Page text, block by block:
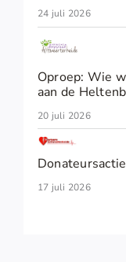
24 juli 2026
Oproep: Wie
aan de
20 juli 2026
17 juli 2026